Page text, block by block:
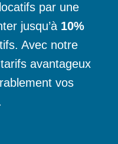
par une
jusqu’à 10%
Avec notre
avantageux
vos